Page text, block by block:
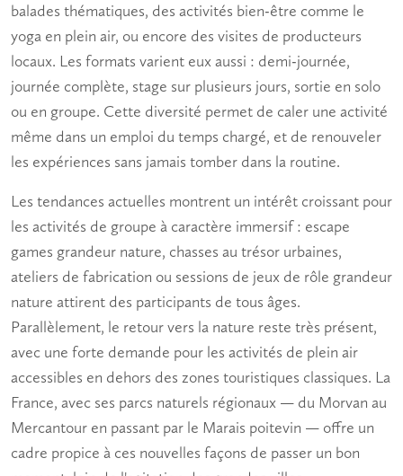
balades thématiques, des activités bien-être comme le
yoga en plein air, ou encore des visites de producteurs
locaux. Les formats varient eux aussi : demi-journée,
journée complète, stage sur plusieurs jours, sortie en solo
ou en groupe. Cette diversité permet de caler une activité
même dans un emploi du temps chargé, et de renouveler
les expériences sans jamais tomber dans la routine.
Les tendances actuelles montrent un intérêt croissant pour
les activités de groupe à caractère immersif : escape
games grandeur nature, chasses au trésor urbaines,
ateliers de fabrication ou sessions de jeux de rôle grandeur
nature attirent des participants de tous âges.
Parallèlement, le retour vers la nature reste très présent,
avec une forte demande pour les activités de plein air
accessibles en dehors des zones touristiques classiques. La
France, avec ses parcs naturels régionaux — du Morvan au
Mercantour en passant par le Marais poitevin — offre un
cadre propice à ces nouvelles façons de passer un bon